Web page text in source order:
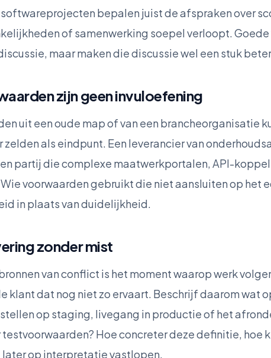
softwareprojecten bepalen juist de afspraken over
of samenwerking soepel verloopt.
maar maken die discussie wel een stuk
zijn geen invuloefening
uit een oude map of van een brancheorganisatie
zelden als eindpunt. Een leverancier van
partij die complexe maatwerkportalen, API-
voorwaarden gebruikt die niet aansluiten op het
in plaats van duidelijkheid.
zonder mist
van conflict is het moment waarop werk
klant dat nog niet zo ervaart. Beschrijf daarom wat
op staging, livegang in productie of het
Hoe concreter deze definitie, hoe
op interpretatie vastlopen.